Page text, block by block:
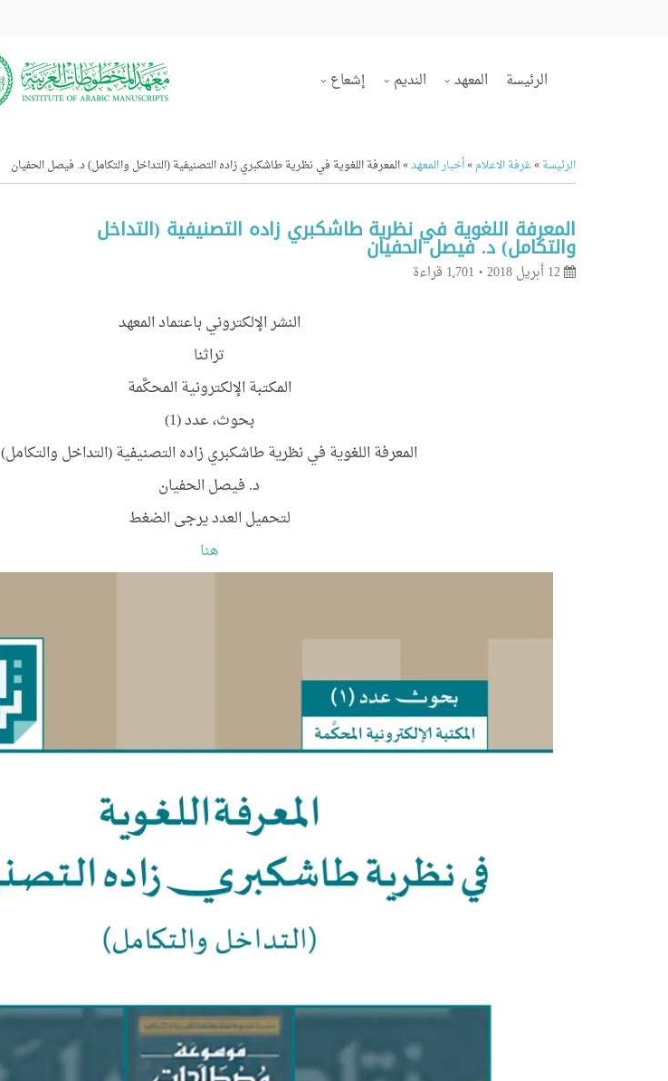
الرئيسة المعهد النديم إشعاع
الرئيسة»غرفة الاعلام»أخبار المعهد»المعرفة اللغوية في نظرية طاشكبري زاده التصنيفية (التداخل والتكامل) د. فيصل الحفيان
المعرفة اللغوية في نظرية طاشكبري زاده التصنيفية (التداخل
والتكامل) د. فيصل الحفيان
1٬701 قراءة
النشر الإلكتروني باعتماد المعهد
تراثنا
المكتبة الإلكترونية المحكَّمة
بحوث، عدد (1)
المعرفة اللغوية في نظرية طاشكبري زاده التصنيفية (التداخل والتكامل)
د. فيصل الحفيان
لتحميل العدد يرجى الضغط
هنا